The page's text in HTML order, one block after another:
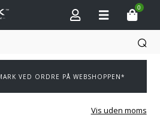
0
VED ORDRE PÅ WEBSHOPPEN*
Vis uden moms